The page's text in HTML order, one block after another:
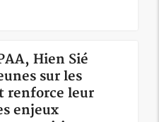
Hien Sié
sur les
renforce leur
enjeux